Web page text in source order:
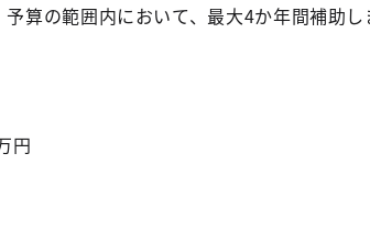
算の範囲内において、最大4か年間補助し
円